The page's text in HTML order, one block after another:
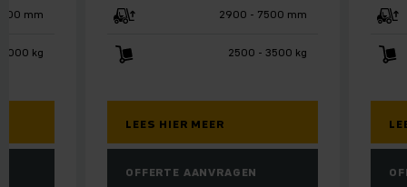
2900 - 7500 mm
2500 - 3500 kg
LEES HIER MEER
OFFERTE AANVRAGEN
mm
kg